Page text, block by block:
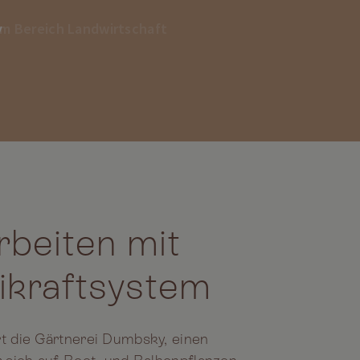
Bereich Landwirtschaft
Bereich Landwirtschaft
mit
die Gärtnerei Dumbsky, einen